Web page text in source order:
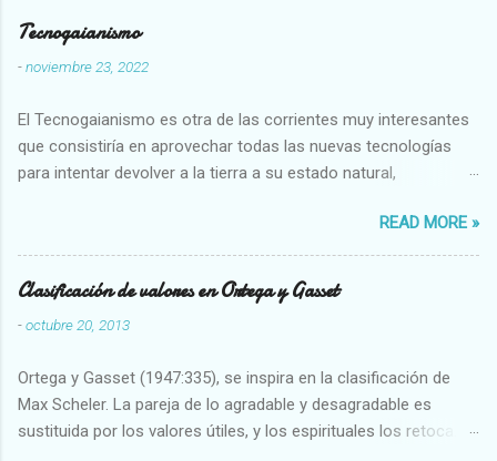
Tecnogaianismo
-noviembre 23, 2022
El Tecnogaianismo es otra de las corrientes muy interesantes
que consistiría en aprovechar todas las nuevas tecnologías
para intentar devolver a la tierra a su estado natural,
READ MORE »
Clasificación de valores en Ortega y Gasset
-octubre 20, 2013
Ortega y Gasset (1947:335), se inspira en la clasificación de
Max Scheler. La pareja de lo agradable y desagradable es
sustituida por los valores útiles, y los espirituales los retoca.